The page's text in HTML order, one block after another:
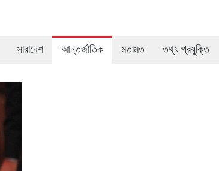
সারাদেশ আন্তর্জাতিক মতামত তথ্য প্রযুক্তি